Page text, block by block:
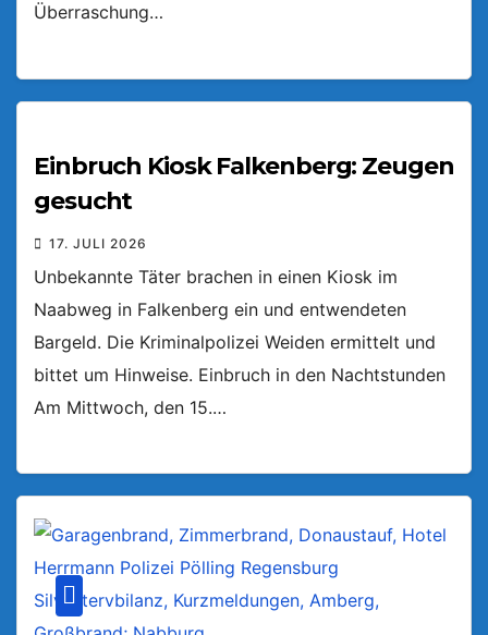
Überraschung…
Einbruch Kiosk Falkenberg: Zeugen
gesucht
17. JULI 2026
Unbekannte Täter brachen in einen Kiosk im
Naabweg in Falkenberg ein und entwendeten
Bargeld. Die Kriminalpolizei Weiden ermittelt und
bittet um Hinweise. Einbruch in den Nachtstunden
Am Mittwoch, den 15.…